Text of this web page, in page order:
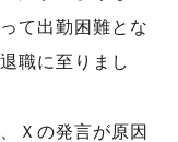
て出勤困難とな
職に至りまし
Ｘの発言が原因